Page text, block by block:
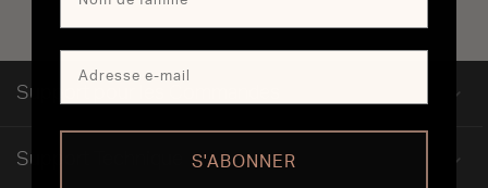
Support pour les Commandes
Support Technique S'ABONNER